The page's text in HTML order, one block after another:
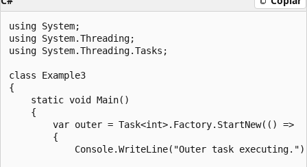
using System;
using System.Threading;
using System.Threading.Tasks;
class Example3
{
    static void Main()
    {
        var outer = Task<int>.Factory.StartNew(() =>
        {
Console.WriteLine("Outer task